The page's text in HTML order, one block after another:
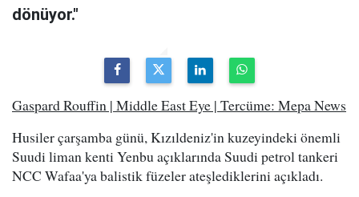
dönüyor."
Gaspard Rouffin | Middle East Eye | Tercüme: Mepa News
Husiler çarşamba günü, Kızıldeniz'in kuzeyindeki önemli
Suudi liman kenti Yenbu açıklarında Suudi petrol tankeri
NCC Wafaa'ya balistik füzeler ateşlediklerini açıkladı.